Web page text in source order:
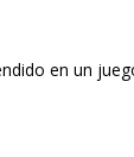
en un